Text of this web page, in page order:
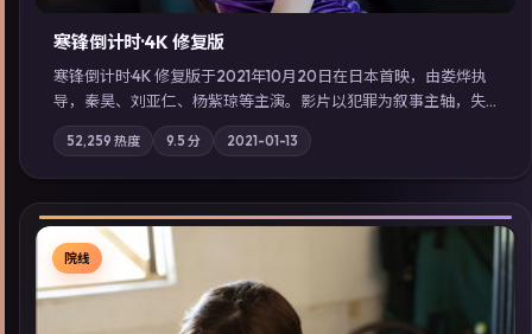
寒锋倒计时·4K 修复版
寒锋倒计时·4K 修复版于2021年10月20日在日本首映，由娄烨执
导，秦昊、刘亚仁、杨紫琼等主演。影片以犯罪为叙事主轴，失
踪人口档案牵出跨国灰色产业链；摄影与配乐强化地域气质；站
内亦可通过「国产免费观看高清电视剧在线看」延展检索同类型
高分佳作，畅享高清在线追剧体验。
52,259 热度 9.5 分 2021-01-13
院线